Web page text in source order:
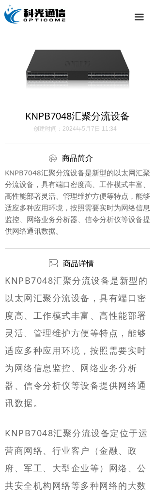
끀
KNPB7048汇聚分流设备
商品简介
创建时间： 2024年5月7日 11:34
KNPB7048汇聚分流设备是新型的以太网汇聚
分流设备，具有端口密度高、工作模式丰富、
高性能部署灵活、管理维护方便等特点，能够
适应多种应用环境，按照需要实时为网络信息
监控、网络业务分析器、信令分析仪等设备提
供网络通讯数据。
商品详情
KNPB7048汇聚分流设备是新型的
以太网汇聚分流设备，具有端口密
度高、工作模式丰富、高性能部署
灵活、管理维护方便等特点，能够
适应多种应用环境，按照需要实时
为网络信息监控、网络业务分析
器、信令分析仪等设备提供网络通
讯数据。
KNPB7048汇聚分流设备定位于运
营商网络、行业客户（金融、政
府、军工、大型企业等）网络、公
共安全机构网络等多种网络的大数
ꁵ
ꂈ